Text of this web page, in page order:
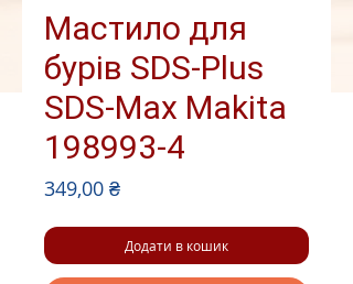
Мастило для
бурів SDS-Plus
SDS-Max Makita
198993-4
349,00 ₴Ціна
Додати в кошик